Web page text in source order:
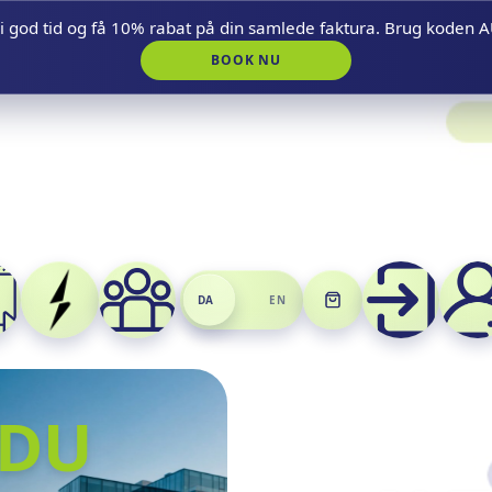
tid og få 10% rabat på din samlede faktura. Brug koden
BOOK NU
DA EN